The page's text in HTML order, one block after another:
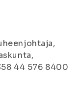
44 576 8400